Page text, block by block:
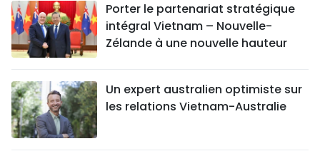
Porter le partenariat stratégique
intégral Vietnam – Nouvelle-
Zélande à une nouvelle hauteur
Un expert australien optimiste sur
les relations Vietnam-Australie